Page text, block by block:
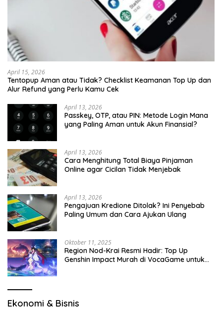
April 15, 2026
Tentopup Aman atau Tidak? Checklist Keamanan Top Up dan
Alur Refund yang Perlu Kamu Cek
April 13, 2026
Passkey, OTP, atau PIN: Metode Login Mana
yang Paling Aman untuk Akun Finansial?
April 13, 2026
Cara Menghitung Total Biaya Pinjaman
Online agar Cicilan Tidak Menjebak
April 13, 2026
Pengajuan Kredione Ditolak? Ini Penyebab
Paling Umum dan Cara Ajukan Ulang
Oktober 11, 2025
Region Nod-Krai Resmi Hadir: Top Up
Genshin Impact Murah di VocaGame untuk
Ekonomi & Bisnis